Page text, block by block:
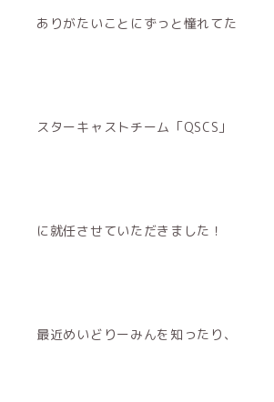
ありがたいことにずっと憧れてた
スターキャストチーム「QSCS」
に就任させていただきました！
最近めいどりーみんを知ったり、